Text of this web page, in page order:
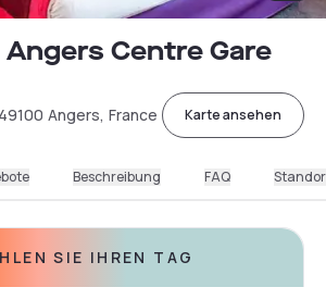
Centre Gare
Angers, France Karte ansehen
Beschreibung FAQ
SIE IHREN TAG